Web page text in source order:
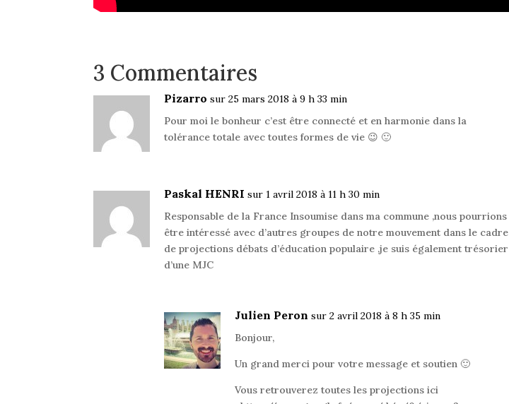
3 Commentaires
Pizarro sur 25 mars 2018 à 9 h 33 min
Pour moi le bonheur c’est être connecté et en harmonie dans la
tolérance totale avec toutes formes de vie 😉 🙂
Paskal HENRI sur 1 avril 2018 à 11 h 30 min
Responsable de la France Insoumise dans ma commune ,nous pourrions
être intéressé avec d’autres groupes de notre mouvement dans le cadre
de projections débats d’éducation populaire ,je suis également trésorier
d’une MJC
Julien Peron sur 2 avril 2018 à 8 h 35 min
Bonjour,
Un grand merci pour votre message et soutien 🙂
Vous retrouverez toutes les projections ici